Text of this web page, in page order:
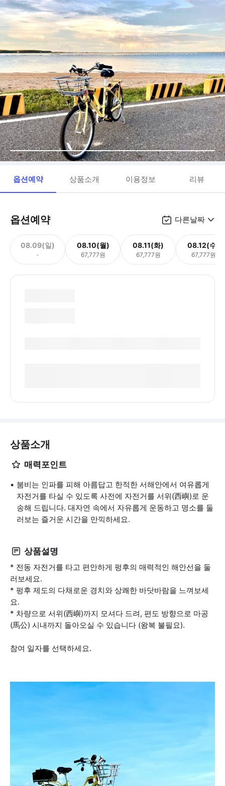
옵션예약 상품소개 이용정보 리뷰
옵션예약 다른날짜
08.09(일)
-
08.10(월)
67,777원
08.11(화)
67,777원
08.12(수)
67,777원
상품소개
매력포인트
붐비는 인파를 피해 아름답고 한적한 서해안에서 여유롭게
자전거를 타실 수 있도록 사전에 자전거를 서위(西嶼)로 운
송해 드립니다. 대자연 속에서 자유롭게 운동하고 명소를 둘
러보는 즐거운 시간을 만끽하세요.
상품설명
* 전동 자전거를 타고 편안하게 펑후의 매력적인 해안선을 둘
러보세요.
* 펑후 제도의 다채로운 경치와 상쾌한 바닷바람을 느껴보세
요.
* 차량으로 서위(西嶼)까지 모셔다 드려, 편도 방향으로 마공
(馬公) 시내까지 돌아오실 수 있습니다 (왕복 불필요).
참여 일자를 선택하세요.